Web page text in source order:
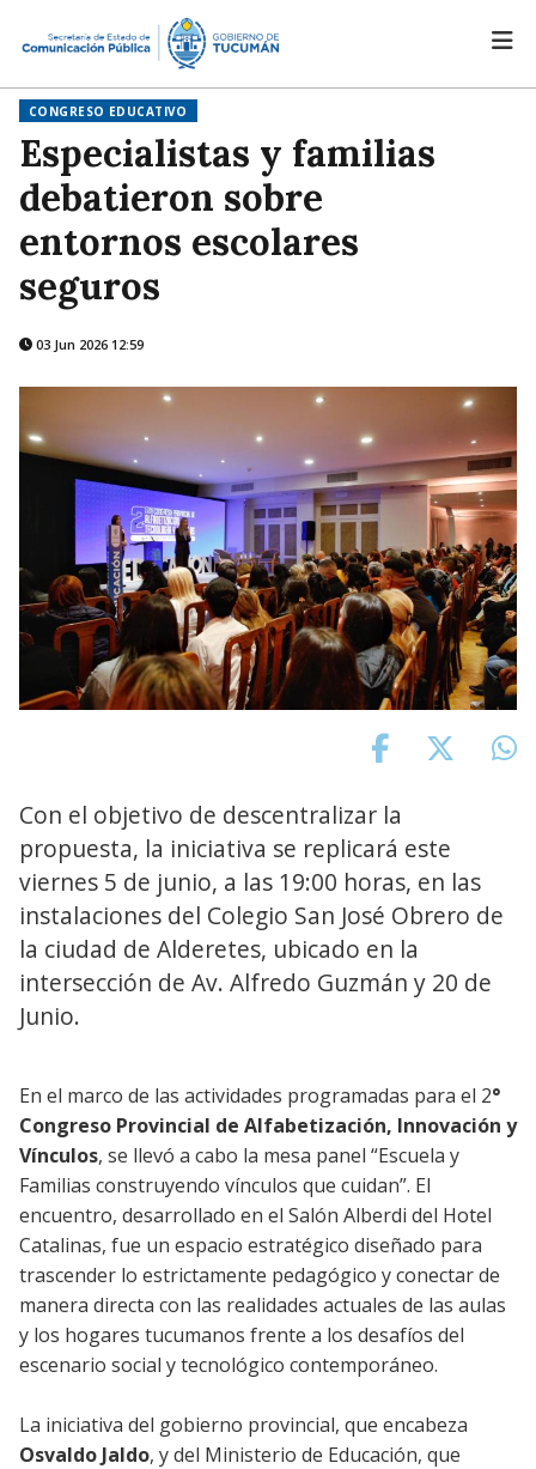
CONGRESO EDUCATIVO
Especialistas y familias
debatieron sobre
entornos escolares
seguros
03 Jun 2026 12:59
Con el objetivo de descentralizar la
propuesta, la iniciativa se replicará este
viernes 5 de junio, a las 19:00 horas, en las
instalaciones del Colegio San José Obrero de
la ciudad de Alderetes, ubicado en la
intersección de Av. Alfredo Guzmán y 20 de
Junio.
En el marco de las actividades programadas para el 2°
Congreso Provincial de Alfabetización, Innovación y
Vínculos, se llevó a cabo la mesa panel “Escuela y
Familias construyendo vínculos que cuidan”. El
encuentro, desarrollado en el Salón Alberdi del Hotel
Catalinas, fue un espacio estratégico diseñado para
trascender lo estrictamente pedagógico y conectar de
manera directa con las realidades actuales de las aulas
y los hogares tucumanos frente a los desafíos del
escenario social y tecnológico contemporáneo.
La iniciativa del gobierno provincial, que encabeza
Osvaldo Jaldo, y del Ministerio de Educación, que